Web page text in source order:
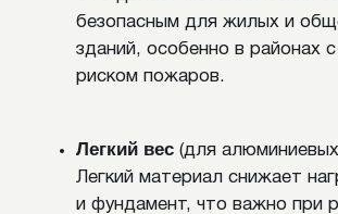
Металлический сайдинг является одним из
наиболее универсальных и практичных материалов
домовладельцев широким выбором дизайнерских
решений. Разнообразие профилей и покрытий
материала позволяет создавать фасады в самых
разных стилях – от классики и деревянной
ЗАКЛЮЧЕНИЕ